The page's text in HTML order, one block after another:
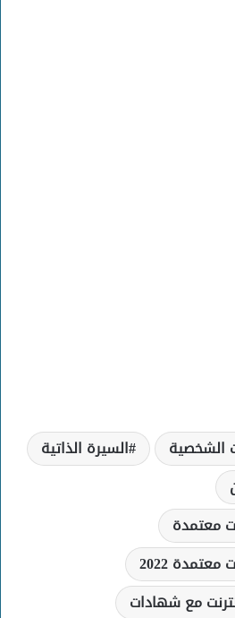
الشخصية
السيرة الذاتية
معتمدة
2022
مع شهادات